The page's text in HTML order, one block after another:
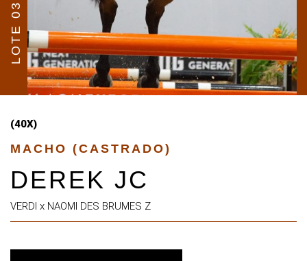
LOTE 03
(40X)
MACHO (CASTRADO)
DEREK JC
VERDI x NAOMI DES BRUMES Z